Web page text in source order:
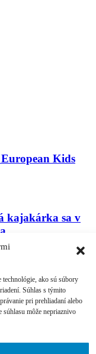
ako sú súbory
Súhlas s týmito
pri prehliadaní alebo
súhlasu môže nepriaznivo
Kids
kajakárka sa v
utvoril národný
m